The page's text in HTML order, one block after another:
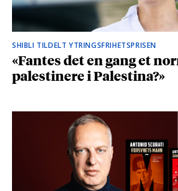
SHIBLI TILDELT YTRINGSFRIHETSPRISEN
«Fantes det en gang et
palestinere i Palestina?»